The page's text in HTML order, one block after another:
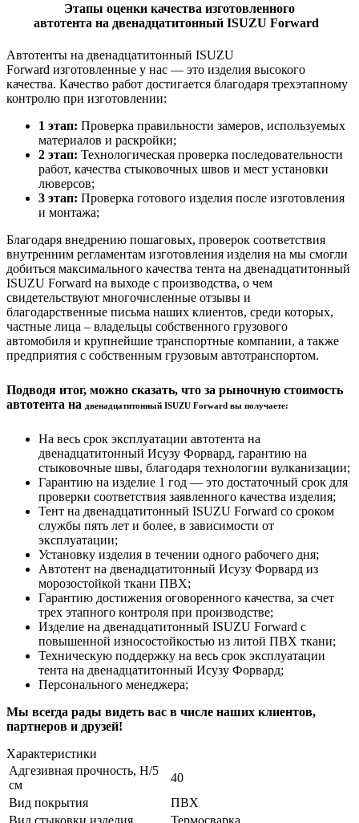
Этапы оценки качества изготовленного
автотента на двенадцатитонный ISUZU Forward
Автотенты на двенадцатитонный ISUZU
Forward изготовленные у нас — это изделия высокого
качества. Качество работ достигается благодаря трехэтапному
контролю при изготовлении:
1 этап: Проверка правильности замеров, используемых
материалов и раскройки;
2 этап: Технологическая проверка последовательности
работ, качества стыковочных швов и мест установки
люверсов;
3 этап: Проверка готового изделия после изготовления
и монтажа;
Благодаря внедрению пошаговых, проверок соответствия
внутренним регламентам изготовления изделия на мы смогли
добиться максимального качества тента на двенадцатитонный
ISUZU Forward на выходе с производства, о чем
свидетельствуют многочисленные отзывы и
благодарственные письма наших клиентов, среди которых,
частные лица – владельцы собственного грузового
автомобиля и крупнейшие транспортные компании, а также
предприятия с собственным грузовым автотранспортом.
Подводя итог, можно сказать, что за рыночную стоимость
автотента на двенадцатитонный ISUZU Forward вы получаете:
На весь срок эксплуатации автотента на
двенадцатитонный Исузу Форвард, гарантию на
стыковочные швы, благодаря технологии вулканизации;
Гарантию на изделие 1 год — это достаточный срок для
проверки соответствия заявленного качества изделия;
Тент на двенадцатитонный ISUZU Forward со сроком
службы пять лет и более, в зависимости от
эксплуатации;
Установку изделия в течении одного рабочего дня;
Автотент на двенадцатитонный Исузу Форвард из
морозостойкой ткани ПВХ;
Гарантию достижения оговоренного качества, за счет
трех этапного контроля при производстве;
Изделие на двенадцатитонный ISUZU Forward с
повышенной износостойкостью из литой ПВХ ткани;
Техническую поддержку на весь срок эксплуатации
тента на двенадцатитонный Исузу Форвард;
Персонального менеджера;
Мы всегда рады видеть вас в числе наших клиентов,
партнеров и друзей!
Характеристики
Адгезивная прочность, Н/5
см
40
Вид покрытия
ПВХ
Вид стыковки изделия
Термосварка